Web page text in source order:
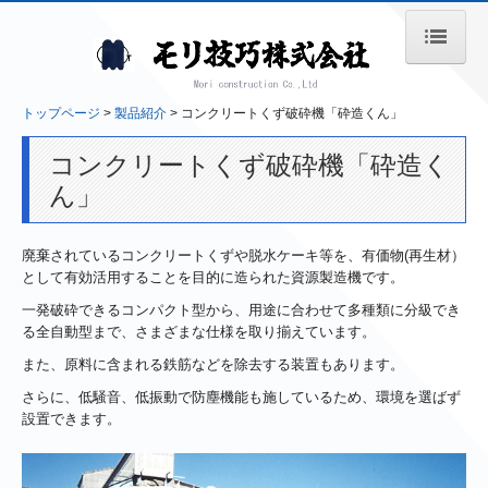
製品紹介
コンクリートくず破砕機「砕造くん」
廃水処理装置
よくある質問
会社案内
トップページ 製品紹介 コンクリートくず破砕機「砕造くん」
コンクリートくず破砕機「砕造く
ん」
廃棄されているコンクリートくずや脱水ケーキ等を、有価物(再生材）
として有効活用することを目的に造られた資源製造機です。
一発破砕できるコンパクト型から、用途に合わせて多種類に分級でき
る全自動型まで、さまざまな仕様を取り揃えています。
また、原料に含まれる鉄筋などを除去する装置もあります。
さらに、低騒音、低振動で防塵機能も施しているため、環境を選ばず
設置できます。